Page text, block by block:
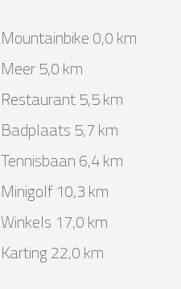
Mountainbike 0,0 km
Meer 5,0 km
Restaurant 5,5 km
Badplaats 5,7 km
Tennisbaan 6,4 km
Minigolf 10,3 km
Winkels 17,0 km
Karting 22,0 km